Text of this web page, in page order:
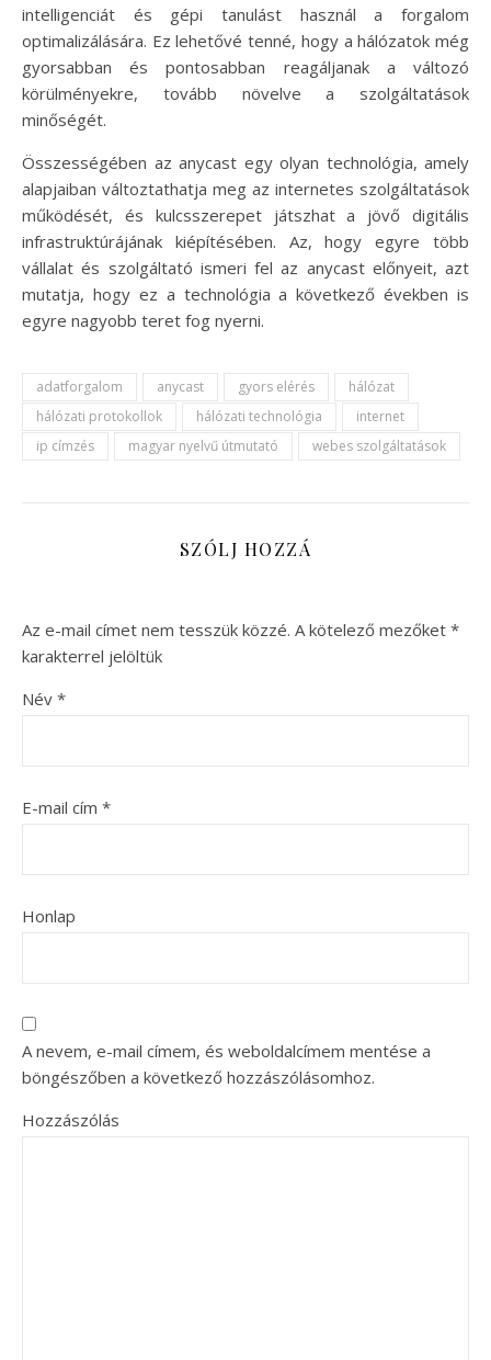
intelligenciát és gépi tanulást használ a forgalom
optimalizálására. Ez lehetővé tenné, hogy a hálózatok még
gyorsabban és pontosabban reagáljanak a változó
körülményekre, tovább növelve a szolgáltatások
minőségét.
Összességében az anycast egy olyan technológia, amely
alapjaiban változtathatja meg az internetes szolgáltatások
működését, és kulcsszerepet játszhat a jövő digitális
infrastruktúrájának kiépítésében. Az, hogy egyre több
vállalat és szolgáltató ismeri fel az anycast előnyeit, azt
mutatja, hogy ez a technológia a következő években is
egyre nagyobb teret fog nyerni.
adatforgalom anycast gyors elérés
hálózat
hálózati protokollok
hálózati technológia
internet
ip címzés
magyar nyelvű útmutató webes szolgáltatások
SZÓLJ HOZZÁ
Az e-mail címet nem tesszük közzé. A kötelező mezőket *
karakterrel jelöltük
Név *
E-mail cím *
Honlap
A nevem, e-mail címem, és weboldalcímem mentése a
böngészőben a következő hozzászólásomhoz.
Hozzászólás